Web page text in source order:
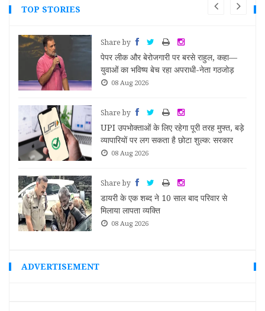
TOP STORIES
Share by
पेपर लीक और बेरोजगारी पर बरसे राहुल, कहा—
युवाओं का भविष्य बेच रहा अपराधी-नेता गठजोड़
08 Aug 2026
Share by
UPI उपभोक्ताओं के लिए रहेगा पूरी तरह मुफ्त, बड़े
व्यापारियों पर लग सकता है छोटा शुल्क: सरकार
08 Aug 2026
Share by
डायरी के एक शब्द ने 10 साल बाद परिवार से
मिलाया लापता व्यक्ति
08 Aug 2026
ADVERTISEMENT